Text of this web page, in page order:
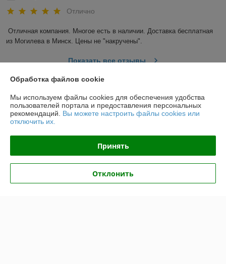
Отлично
Отличная компания. Многое есть в наличии. Доставка бесплатная
из Могилева в Минск. Цены не "накручены".
Показать все отзывы
О нас
Контакты
График работы
Обработка файлов cookie
Мы используем файлы cookies для обеспечения удобства
пользователей портала и предоставления персональных
рекомендаций. Вы можете настроить файлы cookies или
отключить их.
Принять
Отклонить